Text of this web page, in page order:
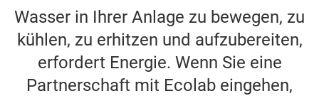
Wasser in Ihrer Anlage zu bewegen, zu
kühlen, zu erhitzen und aufzubereiten,
erfordert Energie. Wenn Sie eine
Partnerschaft mit Ecolab eingehen,